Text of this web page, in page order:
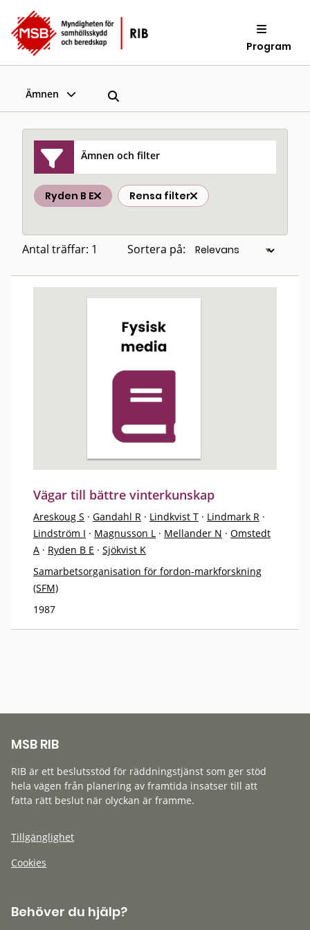
Program
Ämnen
Ämnen och filter
Ryden B E Rensa filter
Antal träffar: 1 Sortera på:
Vägar till bättre vinterkunskap
Areskoug S · Gandahl R · Lindkvist T · Lindmark R ·
Lindström I · Magnusson L · Mellander N · Omstedt
A · Ryden B E · Sjökvist K
Samarbetsorganisation för fordon-markforskning
(SFM)
1987
MSB RIB
RIB är ett beslutsstöd för räddningstjänst som ger stöd
hela vägen från planering av framtida insatser till att
fatta rätt beslut när olyckan är framme.
Tillgänglighet
Cookies
Behöver du hjälp?